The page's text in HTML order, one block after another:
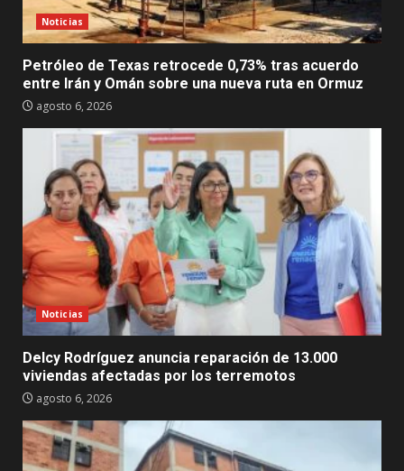
Noticias
Petróleo de Texas retrocede 0,73% tras acuerdo
entre Irán y Omán sobre una nueva ruta en Ormuz
agosto 6, 2026
Noticias
Delcy Rodríguez anuncia reparación de 13.000
viviendas afectadas por los terremotos
agosto 6, 2026